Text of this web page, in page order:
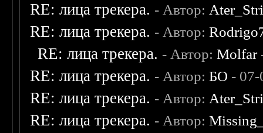
RE: лица трекера. - Автор:
RE: лица трекера. - Автор:
RE: лица трекера. - Автор:Molfar
RE: лица трекера. - Автор: БО -
RE: лица трекера. - Автор:
RE: лица трекера. - Автор: